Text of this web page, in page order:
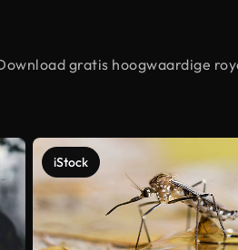
gratis hoogwaardige
iStock